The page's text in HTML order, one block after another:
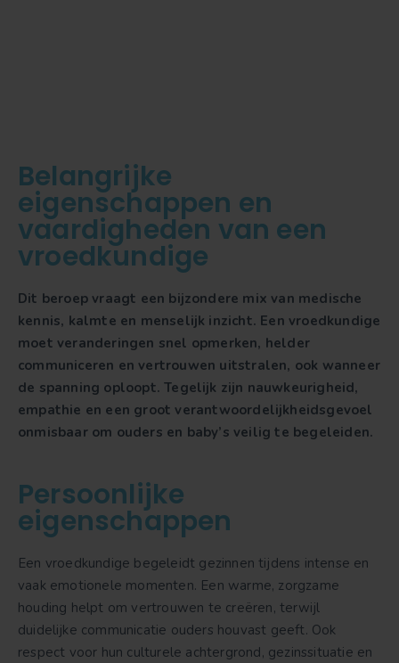
Belangrijke
eigenschappen en
vaardigheden van een
vroedkundige
Dit beroep vraagt een bijzondere mix van medische
kennis, kalmte en menselijk inzicht. Een vroedkundige
moet veranderingen snel opmerken, helder
communiceren en vertrouwen uitstralen, ook wanneer
de spanning oploopt. Tegelijk zijn nauwkeurigheid,
empathie en een groot verantwoordelijkheidsgevoel
onmisbaar om ouders en baby’s veilig te begeleiden.
Persoonlijke
eigenschappen
Een vroedkundige begeleidt gezinnen tijdens intense en
vaak emotionele momenten. Een warme, zorgzame
houding helpt om vertrouwen te creëren, terwijl
duidelijke communicatie ouders houvast geeft. Ook
respect voor hun culturele achtergrond, gezinssituatie en